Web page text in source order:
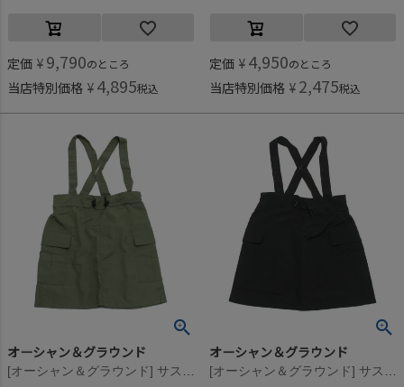
定価 ¥ 9,790のところ
当店特別価格 ¥ 4,895税込
定価 ¥ 4,950のところ
当店特別価格 ¥ 2,475税込
オーシャン＆グラウンド
[オーシャン＆グラウンド] サスペンダーナイロンカーゴスカート オリーブ(OL)
オーシャン＆グラウンド
[オーシャン＆グラウンド] サスペンダーナイロンカーゴスカート ブラック(BK)